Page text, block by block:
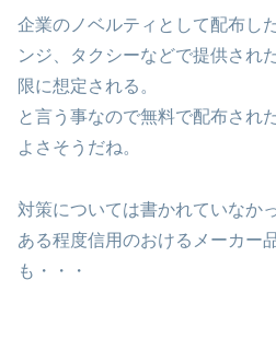
企業のノベルティとして配布し
ンジ、タクシーなどで提供され
限に想定される。
と言う事なので無料で配布され
よさそうだね。
対策については書かれていなか
ある程度信用のおけるメーカー
も・・・